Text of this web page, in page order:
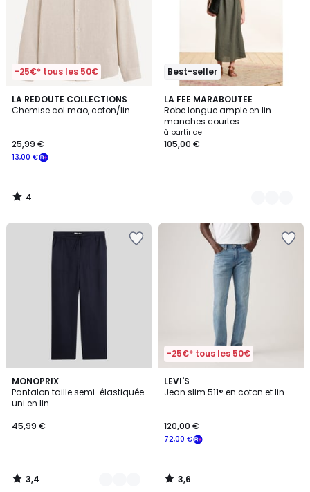
-25€* tous les 50€
LA REDOUTE COLLECTIONS
Chemise col mao, coton/lin
13,00 €
25,99 €
4
/
4
/
Best-seller
LA FEE MARABOUTEE
Robe longue ample en lin
manches courtes
à partir de
105,00 €
6
Couleurs
MONOPRIX
Pantalon taille semi-élastiquée
uni en lin
45,99 €
3,4
/ 5
9
Couleurs
3,4
/
-25€* tous les 50€
LEVI'S
Jean slim 511® en coton et lin
72,00 €
120,00 €
3,6
/ 5
3,6
/